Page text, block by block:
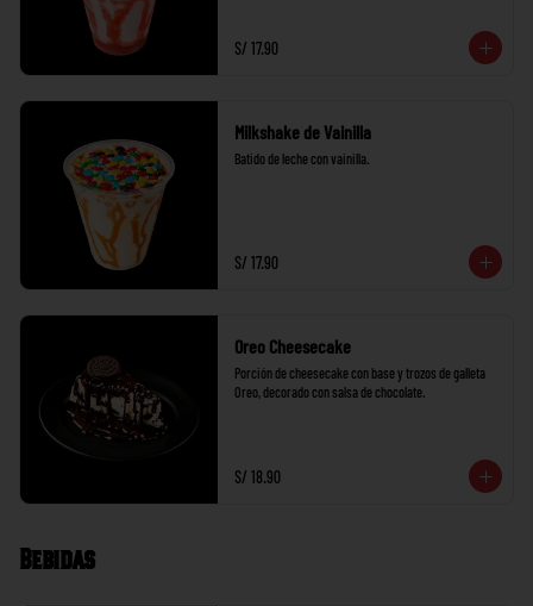
S/ 17.90
Milkshake de Vainilla
Batido de leche con vainilla.
S/ 17.90
Oreo Cheesecake
Porción de cheesecake con base y trozos de galleta
Oreo, decorado con salsa de chocolate.
S/ 18.90
Bebidas